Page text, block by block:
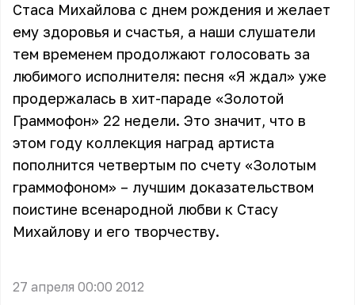
Стаса Михайлова с днем рождения и желает
ему здоровья и счастья, а наши слушатели
тем временем продолжают голосовать за
любимого исполнителя: песня «Я ждал» уже
продержалась в хит-параде «Золотой
Граммофон» 22 недели. Это значит, что в
этом году коллекция наград артиста
пополнится четвертым по счету «Золотым
граммофоном» – лучшим доказательством
поистине всенародной любви к Стасу
Михайлову и его творчеству.
27 апреля 00:00 2012